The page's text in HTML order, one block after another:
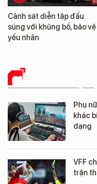
Trung Quốc phát hiện
cao su tự nhiên” từ một
loài cỏ dại mọc trên đất
GIẢI TRÍ - DU LỊCH
Phụ
khác
dạng
VFF
trận